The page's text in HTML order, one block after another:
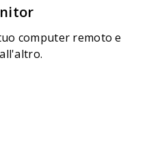
computer remoto e